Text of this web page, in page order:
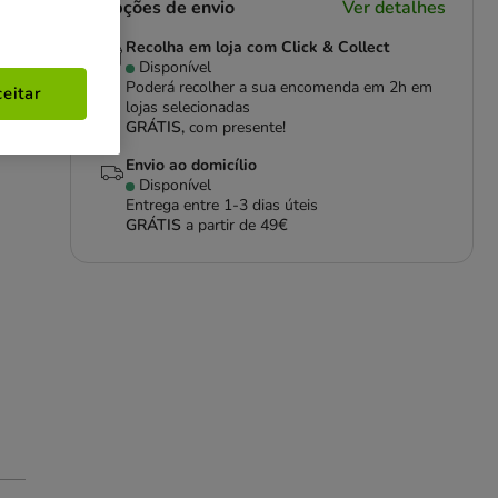
Opções de envio Ver detalhes
Recolha em loja com Click & Collect
Disponível
Poderá recolher a sua encomenda em 2h em
lojas selecionadas
GRÁTIS,com presente!
Envio ao domicílio
Disponível
Entrega entre 1-3 dias úteis
GRÁTIS a partir de 49€